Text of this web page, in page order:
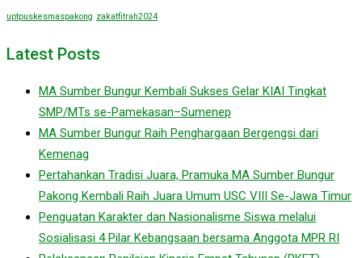
uptpuskesmaspakong zakatfitrah2024
Latest Posts
MA Sumber Bungur Kembali Sukses Gelar KIAI Tingkat
SMP/MTs se-Pamekasan–Sumenep
MA Sumber Bungur Raih Penghargaan Bergengsi dari
Kemenag
Pertahankan Tradisi Juara, Pramuka MA Sumber Bungur
Pakong Kembali Raih Juara Umum USC VIII Se-Jawa Timur
Penguatan Karakter dan Nasionalisme Siswa melalui
Sosialisasi 4 Pilar Kebangsaan bersama Anggota MPR RI